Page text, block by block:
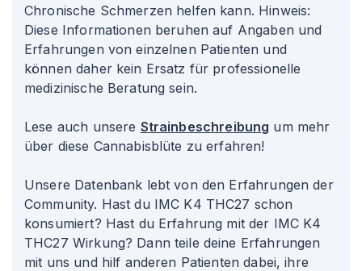
Chronische Schmerzen helfen kann. Hinweis:
Diese Informationen beruhen auf Angaben und
Erfahrungen von einzelnen Patienten und
können daher kein Ersatz für professionelle
medizinische Beratung sein.
Lese auch unsere Strainbeschreibung um mehr
über diese Cannabisblüte zu erfahren!
Unsere Datenbank lebt von den Erfahrungen der
Community. Hast du IMC K4 THC27 schon
konsumiert? Hast du Erfahrung mit der IMC K4
THC27 Wirkung? Dann teile deine Erfahrungen
mit uns und hilf anderen Patienten dabei, ihre